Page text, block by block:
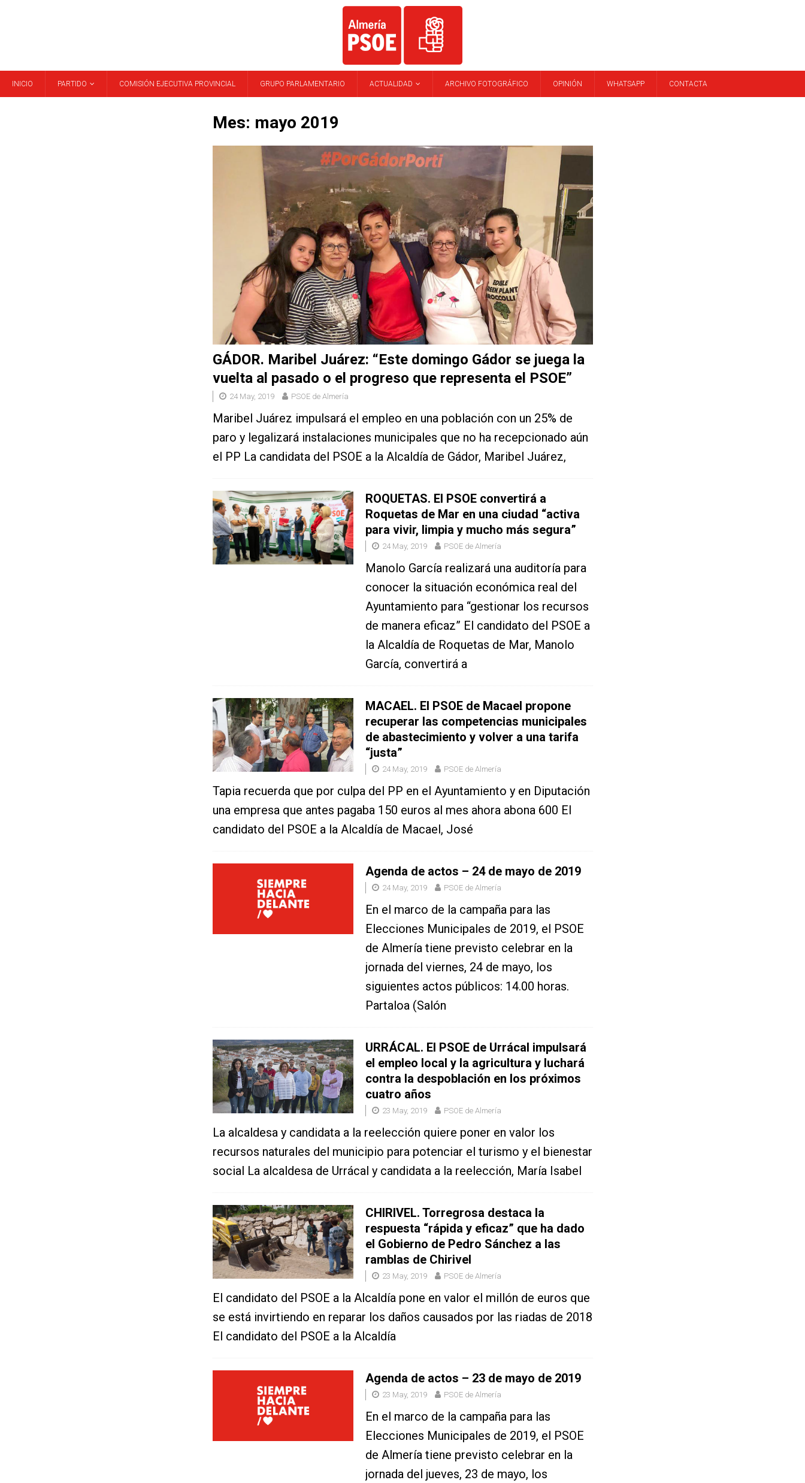
INICIO PARTIDO COMISIÓN EJECUTIVA PROVINCIAL GRUPO PARLAMENTARIO ACTUALIDAD ARCHIVO FOTOGRÁFICO OPINIÓN WHATSAPP CONTACTA
Mes: mayo 2019
GÁDOR. Maribel Juárez: “Este domingo Gádor se juega la
vuelta al pasado o el progreso que representa el PSOE”
24 May, 2019 PSOE de Almería
Maribel Juárez impulsará el empleo en una población con un 25% de
paro y legalizará instalaciones municipales que no ha recepcionado aún
el PP La candidata del PSOE a la Alcaldía de Gádor, Maribel Juárez,
ROQUETAS. El PSOE convertirá a
Roquetas de Mar en una ciudad “activa
para vivir, limpia y mucho más segura”
24 May, 2019 PSOE de Almería
Manolo García realizará una auditoría para
conocer la situación económica real del
Ayuntamiento para “gestionar los recursos
de manera eficaz” El candidato del PSOE a
la Alcaldía de Roquetas de Mar, Manolo
García, convertirá a
MACAEL. El PSOE de Macael propone
recuperar las competencias municipales
de abastecimiento y volver a una tarifa
“justa”
24 May, 2019 PSOE de Almería
Tapia recuerda que por culpa del PP en el Ayuntamiento y en Diputación
una empresa que antes pagaba 150 euros al mes ahora abona 600 El
candidato del PSOE a la Alcaldía de Macael, José
Agenda de actos – 24 de mayo de 2019
24 May, 2019 PSOE de Almería
En el marco de la campaña para las
Elecciones Municipales de 2019, el PSOE
de Almería tiene previsto celebrar en la
jornada del viernes, 24 de mayo, los
siguientes actos públicos: 14.00 horas.
Partaloa (Salón
URRÁCAL. El PSOE de Urrácal impulsará
el empleo local y la agricultura y luchará
contra la despoblación en los próximos
cuatro años
23 May, 2019 PSOE de Almería
La alcaldesa y candidata a la reelección quiere poner en valor los
recursos naturales del municipio para potenciar el turismo y el bienestar
social La alcaldesa de Urrácal y candidata a la reelección, María Isabel
CHIRIVEL. Torregrosa destaca la
respuesta “rápida y eficaz” que ha dado
el Gobierno de Pedro Sánchez a las
ramblas de Chirivel
23 May, 2019 PSOE de Almería
El candidato del PSOE a la Alcaldía pone en valor el millón de euros que
se está invirtiendo en reparar los daños causados por las riadas de 2018
El candidato del PSOE a la Alcaldía
Agenda de actos – 23 de mayo de 2019
23 May, 2019 PSOE de Almería
En el marco de la campaña para las
Elecciones Municipales de 2019, el PSOE
de Almería tiene previsto celebrar en la
jornada del jueves, 23 de mayo, los